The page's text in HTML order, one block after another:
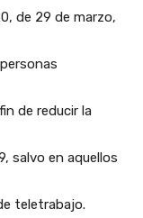
de 29 de marzo,
de reducir la
salvo en aquellos
teletrabajo.